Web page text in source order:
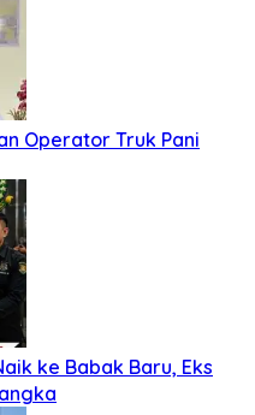
Operator Truk Pani
ke Babak Baru, Eks